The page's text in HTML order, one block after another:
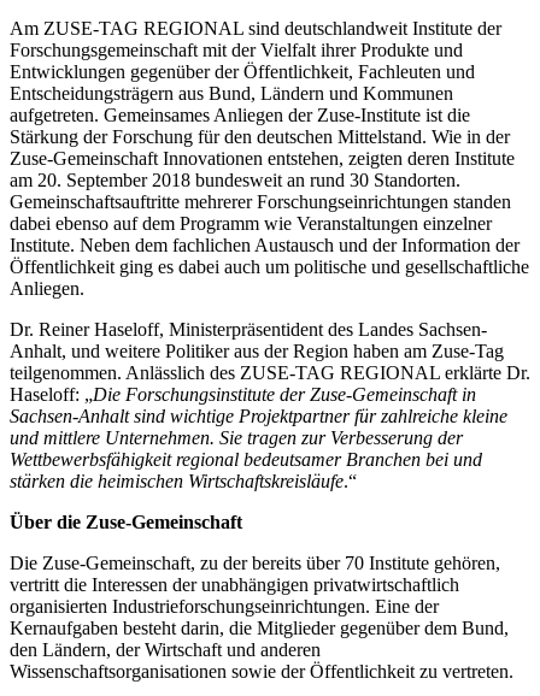
Am ZUSE-TAG REGIONAL sind deutschlandweit Institute der
Forschungsgemeinschaft mit der Vielfalt ihrer Produkte und
Entwicklungen gegenüber der Öffentlichkeit, Fachleuten und
Entscheidungsträgern aus Bund, Ländern und Kommunen
aufgetreten. Gemeinsames Anliegen der Zuse-Institute ist die
Stärkung der Forschung für den deutschen Mittelstand. Wie in der
Zuse-Gemeinschaft Innovationen entstehen, zeigten deren Institute
am 20. September 2018 bundesweit an rund 30 Standorten.
Gemeinschaftsauftritte mehrerer Forschungseinrichtungen standen
dabei ebenso auf dem Programm wie Veranstaltungen einzelner
Institute. Neben dem fachlichen Austausch und der Information der
Öffentlichkeit ging es dabei auch um politische und gesellschaftliche
Anliegen.
Dr. Reiner Haseloff, Ministerpräsentident des Landes Sachsen-
Anhalt, und weitere Politiker aus der Region haben am Zuse-Tag
teilgenommen. Anlässlich des ZUSE-TAG REGIONAL erklärte Dr.
Haseloff: „Die Forschungsinstitute der Zuse-Gemeinschaft in
Sachsen-Anhalt sind wichtige Projektpartner für zahlreiche kleine
und mittlere Unternehmen. Sie tragen zur Verbesserung der
Wettbewerbsfähigkeit regional bedeutsamer Branchen bei und
stärken die heimischen Wirtschaftskreisläufe.“
Über die Zuse-Gemeinschaft
Die Zuse-Gemeinschaft, zu der bereits über 70 Institute gehören,
vertritt die Interessen der unabhängigen privatwirtschaftlich
organisierten Industrieforschungseinrichtungen. Eine der
Kernaufgaben besteht darin, die Mitglieder gegenüber dem Bund,
den Ländern, der Wirtschaft und anderen
Wissenschaftsorganisationen sowie der Öffentlichkeit zu vertreten.